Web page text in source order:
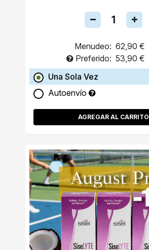
Menudeo: 62,90 €
Preferido: 53,90 €
Una Sola Vez
Autoenvío
AGREGAR AL CARRITO